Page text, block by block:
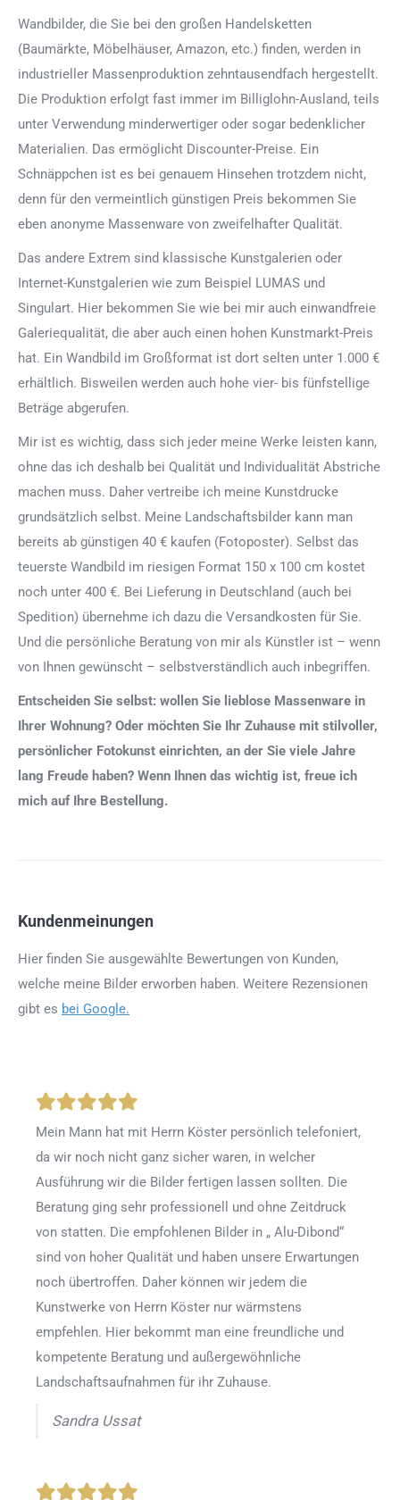
Wandbilder, die Sie bei den großen Handelsketten
(Baumärkte, Möbelhäuser, Amazon, etc.) finden, werden in
industrieller Massenproduktion zehntausendfach hergestellt.
Die Produktion erfolgt fast immer im Billiglohn-Ausland, teils
unter Verwendung minderwertiger oder sogar bedenklicher
Materialien. Das ermöglicht Discounter-Preise. Ein
Schnäppchen ist es bei genauem Hinsehen trotzdem nicht,
denn für den vermeintlich günstigen Preis bekommen Sie
eben anonyme Massenware von zweifelhafter Qualität.
Das andere Extrem sind klassische Kunstgalerien oder
Internet-Kunstgalerien wie zum Beispiel LUMAS und
Singulart. Hier bekommen Sie wie bei mir auch einwandfreie
Galeriequalität, die aber auch einen hohen Kunstmarkt-Preis
hat. Ein Wandbild im Großformat ist dort selten unter 1.000 €
erhältlich. Bisweilen werden auch hohe vier- bis fünfstellige
Beträge abgerufen.
Mir ist es wichtig, dass sich jeder meine Werke leisten kann,
ohne das ich deshalb bei Qualität und Individualität Abstriche
machen muss. Daher vertreibe ich meine Kunstdrucke
grundsätzlich selbst. Meine Landschaftsbilder kann man
bereits ab günstigen 40 € kaufen (Fotoposter). Selbst das
teuerste Wandbild im riesigen Format 150 x 100 cm kostet
noch unter 400 €. Bei Lieferung in Deutschland (auch bei
Spedition) übernehme ich dazu die Versandkosten für Sie.
Und die persönliche Beratung von mir als Künstler ist – wenn
von Ihnen gewünscht – selbstverständlich auch inbegriffen.
Entscheiden Sie selbst: wollen Sie lieblose Massenware in
Ihrer Wohnung? Oder möchten Sie Ihr Zuhause mit stilvoller,
persönlicher Fotokunst einrichten, an der Sie viele Jahre
lang Freude haben? Wenn Ihnen das wichtig ist, freue ich
mich auf Ihre Bestellung.
Kundenmeinungen
Hier finden Sie ausgewählte Bewertungen von Kunden,
welche meine Bilder erworben haben. Weitere Rezensionen
gibt es bei Google.
Mein Mann hat mit Herrn Köster persönlich telefoniert,
da wir noch nicht ganz sicher waren, in welcher
Ausführung wir die Bilder fertigen lassen sollten. Die
Beratung ging sehr professionell und ohne Zeitdruck
von statten. Die empfohlenen Bilder in „ Alu-Dibond“
sind von hoher Qualität und haben unsere Erwartungen
noch übertroffen. Daher können wir jedem die
Kunstwerke von Herrn Köster nur wärmstens
empfehlen. Hier bekommt man eine freundliche und
kompetente Beratung und außergewöhnliche
Landschaftsaufnahmen für ihr Zuhause.
Sandra Ussat